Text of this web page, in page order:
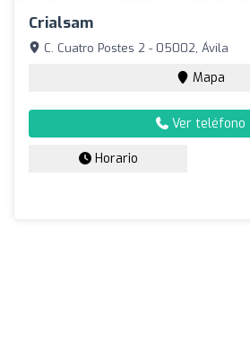
Crialsam
C. Cuatro Postes 2 - 05002, Ávila
Mapa
Ver teléfono
Horario